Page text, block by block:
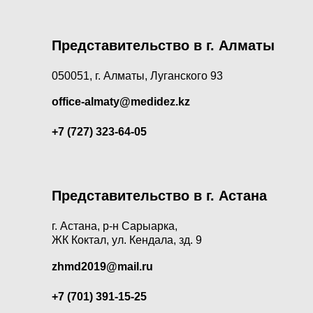
г. Астана, р-н Сарыарка,
ЖК Коктал, ул. Кендала, зд. 9
+7 (701) 391-15-25
Представительство в г. Астана
zhmd2019@mail.ru
office-almaty@medidez.kz
Представительство в г. Алматы
+7 (727) 323-64-05
050051, г. Алматы, Луганского 93